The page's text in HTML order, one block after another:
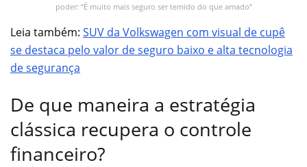
poder: “É muito mais seguro ser temido do que amado”
Leia também: SUV da Volkswagen com visual de cupê
se destaca pelo valor de seguro baixo e alta tecnologia
de segurança
De que maneira a estratégia
clássica recupera o controle
financeiro?